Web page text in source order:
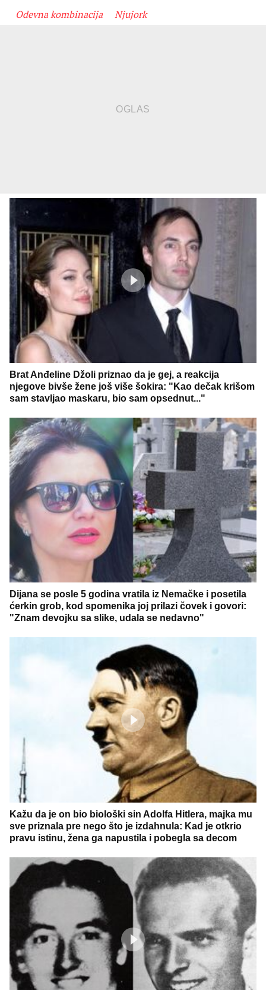
Odevna kombinacija
Njujork
Brat Anđeline Džoli priznao da je gej, a reakcija
njegove bivše žene još više šokira: "Kao dečak krišom
sam stavljao maskaru, bio sam opsednut..."
Dijana se posle 5 godina vratila iz Nemačke i posetila
ćerkin grob, kod spomenika joj prilazi čovek i govori:
"Znam devojku sa slike, udala se nedavno"
Kažu da je on bio biološki sin Adolfa Hitlera, majka mu
sve priznala pre nego što je izdahnula: Kad je otkrio
pravu istinu, žena ga napustila i pobegla sa decom